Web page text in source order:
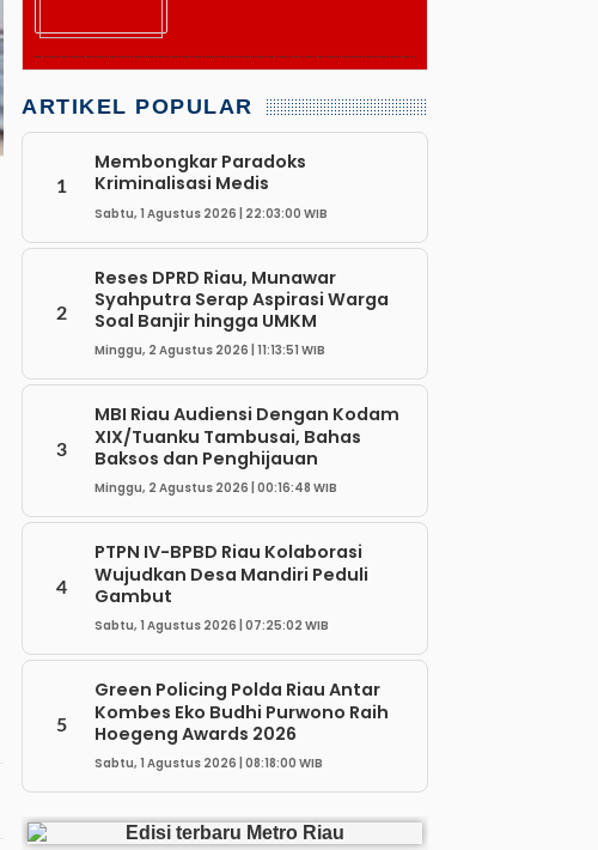
ARTIKEL POPULAR
1
Membongkar Paradoks
Kriminalisasi Medis
Sabtu, 1 Agustus 2026 | 22:03:00 WIB
2
Reses DPRD Riau, Munawar
Syahputra Serap Aspirasi Warga
Soal Banjir hingga UMKM
Minggu, 2 Agustus 2026 | 11:13:51 WIB
3
MBI Riau Audiensi Dengan Kodam
XIX/Tuanku Tambusai, Bahas
Baksos dan Penghijauan
Minggu, 2 Agustus 2026 | 00:16:48 WIB
4
PTPN IV-BPBD Riau Kolaborasi
Wujudkan Desa Mandiri Peduli
Gambut
Sabtu, 1 Agustus 2026 | 07:25:02 WIB
5
Green Policing Polda Riau Antar
Kombes Eko Budhi Purwono Raih
Hoegeng Awards 2026
Sabtu, 1 Agustus 2026 | 08:18:00 WIB